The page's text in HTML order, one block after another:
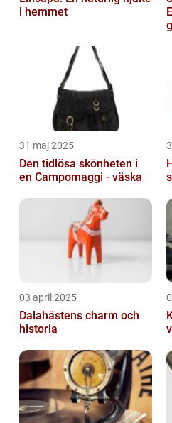
i hemmet
31 maj 2025
Den tidlösa skönheten i
en Campomaggi - väska
03 april 2025
Dalahästens charm och
historia